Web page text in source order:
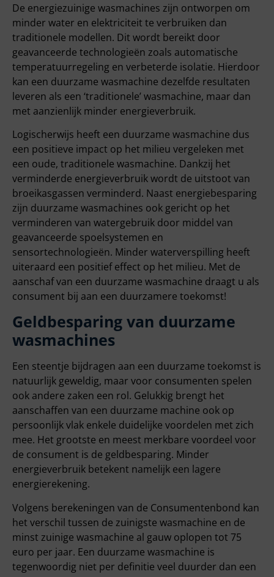
De energiezuinige wasmachines zijn ontworpen om
minder water en elektriciteit te verbruiken dan
traditionele modellen. Dit wordt bereikt door
geavanceerde technologieën zoals automatische
temperatuurregeling en verbeterde isolatie. Hierdoor
kan een duurzame wasmachine dezelfde resultaten
leveren als een ‘traditionele’ wasmachine, maar dan
met aanzienlijk minder energieverbruik.
Logischerwijs heeft een duurzame wasmachine dus
een positieve impact op het milieu vergeleken met
een oude, traditionele wasmachine. Dankzij het
verminderde energieverbruik wordt de uitstoot van
broeikasgassen verminderd. Naast energiebesparing
zijn duurzame wasmachines ook gericht op het
verminderen van watergebruik door middel van
geavanceerde spoelsystemen en
sensortechnologieën. Minder waterverspilling heeft
uiteraard een positief effect op het milieu. Met de
aanschaf van een duurzame wasmachine draagt u als
consument bij aan een duurzamere toekomst!
Geldbesparing van duurzame
wasmachines
Een steentje bijdragen aan een duurzame toekomst is
natuurlijk geweldig, maar voor consumenten spelen
ook andere zaken een rol. Gelukkig brengt het
aanschaffen van een duurzame machine ook op
persoonlijk vlak enkele duidelijke voordelen met zich
mee. Het grootste en meest merkbare voordeel voor
de consument is de geldbesparing. Minder
energieverbruik betekent namelijk een lagere
energierekening.
Volgens berekeningen van de Consumentenbond kan
het verschil tussen de zuinigste wasmachine en de
minst zuinige wasmachine al gauw oplopen tot 75
euro per jaar. Een duurzame wasmachine is
tegenwoordig niet per definitie veel duurder dan een